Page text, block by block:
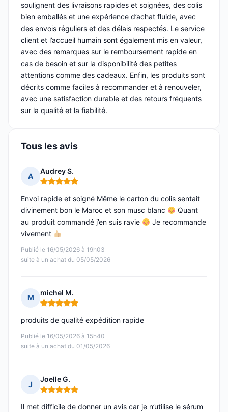
soulignent des livraisons rapides et soignées, des colis
bien emballés et une expérience d’achat fluide, avec
des envois réguliers et des délais respectés. Le service
client et l’accueil humain sont également mis en valeur,
avec des remarques sur le remboursement rapide en
cas de besoin et sur la disponibilité des petites
attentions comme des cadeaux. Enfin, les produits sont
décrits comme faciles à recommander et à renouveler,
avec une satisfaction durable et des retours fréquents
sur la qualité et la fiabilité.
Tous les avis
A
Audrey S.
Note : 5 sur 5
Publié le 16/05/2026 à 19h03
suite à un achat du 05/05/2026
Envoi rapide et soigné Même le carton du colis sentait
divinement bon le Maroc et son musc blanc
Quant
au produit commandé j’en suis ravie
Je recommande
vivement
M
michel M.
Note : 5 sur 5
Publié le 16/05/2026 à 15h40
suite à un achat du 01/05/2026
produits de qualité expédition rapide
J
Joelle G.
Note : 5 sur 5
Il met difficile de donner un avis car je n’utilise le sérum